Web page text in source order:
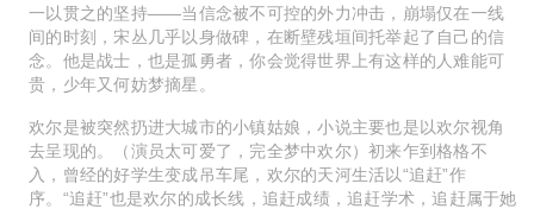
一以贯之的坚持——当信念被不可控的外力冲击，崩塌仅在一线
间的时刻，宋丛几乎以身做碑，在断壁残垣间托举起了自己的信
念。他是战士，也是孤勇者，你会觉得世界上有这样的人难能可
贵，少年又何妨梦摘星。
欢尔是被突然扔进大城市的小镇姑娘，小说主要也是以欢尔视角
去呈现的。（演员太可爱了，完全梦中欢尔）初来乍到格格不
入，曾经的好学生变成吊车尾，欢尔的天河生活以“追赶”作
序。“追赶”也是欢尔的成长线，追赶成绩，追赶学术，追赶属于她